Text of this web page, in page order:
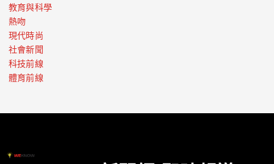
教育與科學
熱吻
現代時尚
社會新聞
科技前線
體育前線